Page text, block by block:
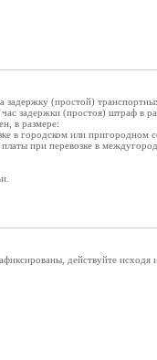
(простой)
задержки (простоя) штраф в
в размере:
в городском или пригородном
при перевозке в
действуйте исходя